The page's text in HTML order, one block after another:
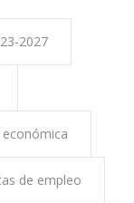
2027
de empleo